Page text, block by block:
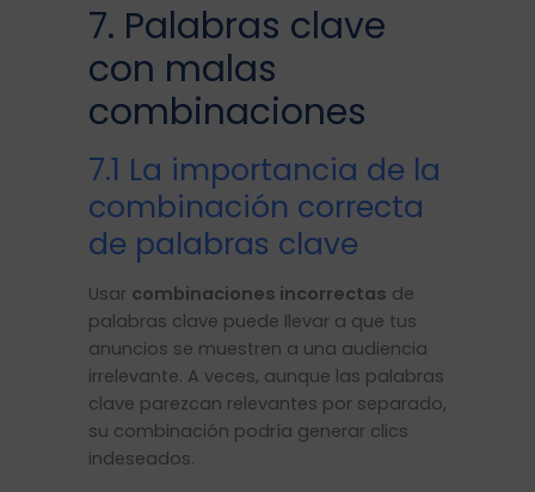
7. Palabras clave
con malas
combinaciones
7.1 La importancia de la
combinación correcta
de palabras clave
Usar combinaciones incorrectas de
palabras clave puede llevar a que tus
anuncios se muestren a una audiencia
irrelevante. A veces, aunque las palabras
clave parezcan relevantes por separado,
su combinación podría generar clics
indeseados.